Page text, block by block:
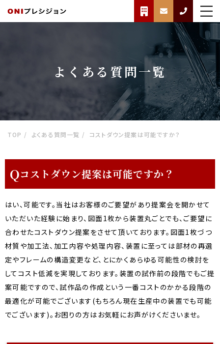
よくある質問一覧
TOP よくある質問一覧 コストダウン提案は可能ですか？
Qコストダウン提案は可能ですか？
はい、可能です。当社はお客様のご要望があり提案会を開かせて
いただいた経験に始まり、図面1枚から装置丸ごとでも、ご要望に
合わせたコストダウン提案をさせて頂いております。図面1枚づつ
材質や加工法、加工内容や処理内容、装置に至っては部材の再選
定やフレームの構造変更など、とにかくあらゆる可能性の検討を
してコスト低減を実現しております。装置の試作前の段階でもご提
案可能ですので、試作品の作成という一番コストのかかる段階の
最適化が可能でございます(もちろん現在生産中の装置でも可能
でございます)。お困りの方はお気軽にお声がけくださいませ。